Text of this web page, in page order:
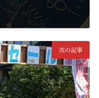
次の記事